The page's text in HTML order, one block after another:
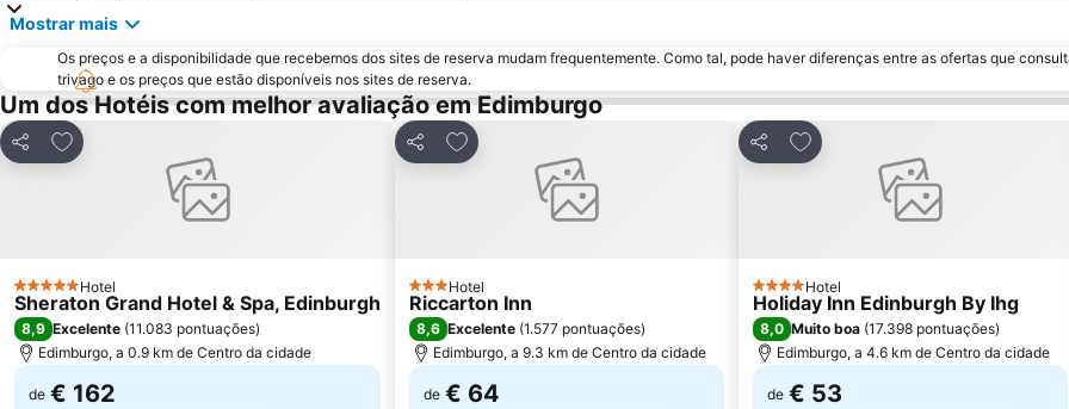
Mostrar mais
Os preços e a disponibilidade que recebemos dos sites de reserva mudam frequentemente. Como tal, pode haver diferenças entre as ofertas que
trivago e os preços que estão disponíveis nos sites de reserva.
Um dos Hotéis com melhor avaliação em Edimburgo
Partilhar
Adicionar aos favoritos
5 EstrelasHotel
Sheraton Grand Hotel & Spa, Edinburgh
8,9 Excelente (11.083 pontuações)
Edimburgo, a 0.9 km de Centro da cidade
de € 162
Partilhar
Adicionar aos favoritos
3 Estrelas
Hotel
Riccarton Inn
8,6 Excelente (1.577 pontuações)
Edimburgo, a 9.3 km de Centro da cidade
de € 64
Partilhar
Adicionar aos favoritos
4 Estrelas
Hotel
Holiday Inn Edinburgh By Ihg
8,0 Muito boa (17.398 pontuações)
Edimburgo, a 4.6 km de Centro da cidade
de € 53